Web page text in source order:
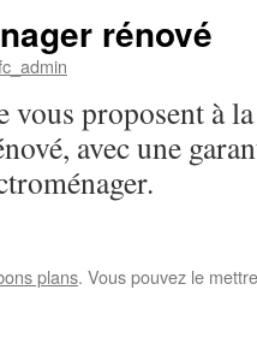
rénové
vous proposent à
avec une
plans. Vous pouvez le